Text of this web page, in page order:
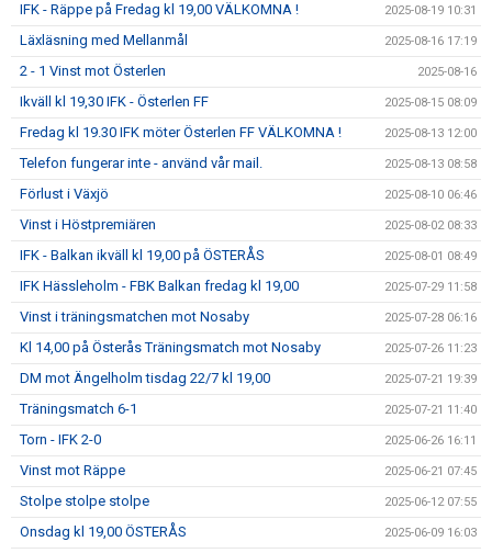
IFK - Räppe på Fredag kl 19,00 VÄLKOMNA ! 2025-08-19 10:31
Läxläsning med Mellanmål 2025-08-16 17:19
2 - 1 Vinst mot Österlen 2025-08-16
Ikväll kl 19,30 IFK - Österlen FF 2025-08-15 08:09
Fredag kl 19.30 IFK möter Österlen FF VÄLKOMNA ! 2025-08-13 12:00
Telefon fungerar inte - använd vår mail. 2025-08-13 08:58
Förlust i Växjö 2025-08-10 06:46
Vinst i Höstpremiären 2025-08-02 08:33
IFK - Balkan ikväll kl 19,00 på ÖSTERÅS 2025-08-01 08:49
IFK Hässleholm - FBK Balkan fredag kl 19,00 2025-07-29 11:58
Vinst i träningsmatchen mot Nosaby 2025-07-28 06:16
Kl 14,00 på Österås Träningsmatch mot Nosaby 2025-07-26 11:23
DM mot Ängelholm tisdag 22/7 kl 19,00 2025-07-21 19:39
Träningsmatch 6-1 2025-07-21 11:40
Torn - IFK 2-0 2025-06-26 16:11
Vinst mot Räppe 2025-06-21 07:45
Stolpe stolpe stolpe 2025-06-12 07:55
Onsdag kl 19,00 ÖSTERÅS 2025-06-09 16:03